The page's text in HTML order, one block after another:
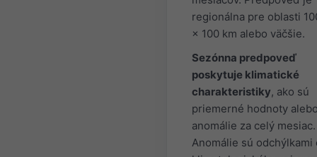
regionálna pre oblasti
× 100 km alebo väčšie.
Sezónna predpoveď
poskytuje klimatické
charakteristiky, ako sú
priemerné hodnoty
anomálie za celý mesiac.
Anomálie sú odchýlkami